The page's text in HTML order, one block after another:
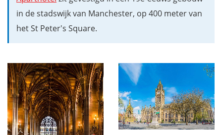
in de stadswijk van Manchester, op 400 meter van
het St Peter's Square.